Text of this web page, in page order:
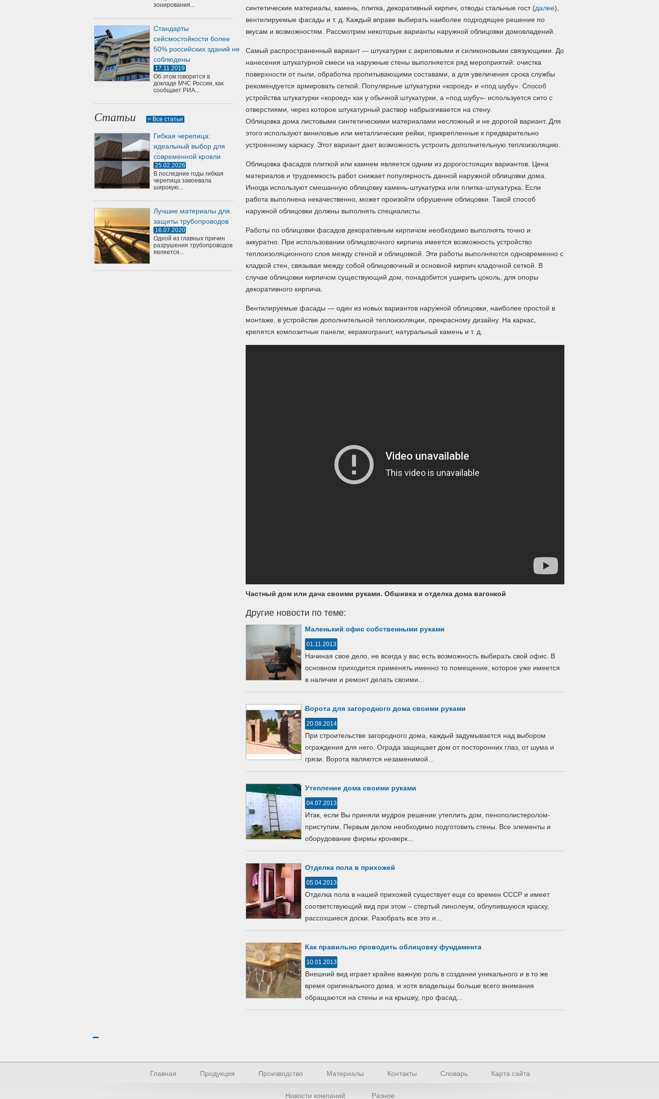
зонирования...
Стандарты
сейсмостойкости более
50% российских зданий не
соблюдены
17.11.2019
Об этом говорится в
докладе МЧС России, как
сообщает РИА...
Статьи > Все статьи
Гибкая черепица:
идеальный выбор для
современной кровли
25.02.2026
В последние годы гибкая
черепица завоевала
широкую...
Лучшие материалы для
защиты трубопроводов
16.07.2020
Одной из главных причин
разрушения трубопроводов
является...
синтетические материалы, камень, плитка, декоративный кирпич, отводы стальные гост (далее),
вентилируемые фасады и т. д. Каждый вправе выбирать наиболее подходящее решение по
вкусам и возможностям. Рассмотрим некоторые варианты наружной облицовки домовладений.
Самый распространенный вариант — штукатурки с акриловыми и силиконовыми связующими. До
нанесения штукатурной смеси на наружные стены выполняется ряд мероприятий: очистка
поверхности от пыли, обработка пропитывающими составами, а для увеличения срока службы
рекомендуется армировать сеткой. Популярные штукатурки «короед» и «под шубу». Способ
устройства штукатурки «короед» как у обычной штукатурки, а «под шубу»- используется сито с
отверстиями, через которое штукатурный раствор набрызгивается на стену.
Облицовка дома листовыми синтетическими материалами несложный и не дорогой вариант. Для
этого используют виниловые или металлические рейки, прикрепленные к предварительно
устроенному каркасу. Этот вариант дает возможность устроить дополнительную теплоизоляцию.
Облицовка фасадов плиткой или камнем является одним из дорогостоящих вариантов. Цена
материалов и трудоемкость работ снижает популярность данной наружной облицовки дома.
Иногда используют смешанную облицовку камень-штукатурка или плитка-штукатурка. Если
работа выполнена некачественно, может произойти обрушение облицовки. Такой способ
наружной облицовки должны выполнять специалисты.
Работы по облицовки фасадов декоративным кирпичом необходимо выполнять точно и
аккуратно. При использовании облицовочного кирпича имеется возможность устройство
теплоизоляционного слоя между стеной и облицовкой. Эти работы выполняются одновременно с
кладкой стен, связывая между собой облицовочный и основной кирпич кладочной сеткой. В
случае облицовки кирпичом существующий дом, понадобится уширить цоколь, для опоры
декоративного кирпича.
Вентилируемые фасады — один из новых вариантов наружной облицовки, наиболее простой в
монтаже, в устройстве дополнительной теплоизоляции, прекрасному дизайну. На каркас,
крепятся композитные панели, керамогранит, натуральный камень и т. д.
Частный дом или дача своими руками. Обшивка и отделка дома вагонкой
Другие новости по теме:
Маленький офис собственными руками
01.11.2013
Начиная свое дело, не всегда у вас есть возможность выбирать свой офис. В
основном приходится применять именно то помещение, которое уже имеется
в наличии и ремонт делать своими...
Ворота для загородного дома своими руками
20.08.2014
При строительстве загородного дома, каждый задумывается над выбором
ограждения для него. Ограда защищает дом от посторонних глаз, от шума и
грязи. Ворота являются незаменимой...
Утепление дома своими руками
04.07.2013
Итак, если Вы приняли мудрое решение утеплить дом, пенополистеролом-
приступим. Первым делом необходимо подготовить стены. Все элементы и
оборудование фирмы кронверк...
Отделка пола в прихожей
05.04.2013
Отделка пола в нашей прихожей существует еще со времен СССР и имеет
соответствующий вид при этом – стертый линолеум, облупившуюся краску,
рассохшиеся доски. Разобрать все это и...
Как правильно проводить облицовку фундамента
10.01.2013
Внешний вид играет крайне важную роль в создании уникального и в то же
время оригинального дома. и хотя владельцы больше всего внимания
обращаются на стены и на крышку, про фасад...
Главная Продукция Производство Материалы Контакты Словарь Карта сайта
Новости компаний Разное